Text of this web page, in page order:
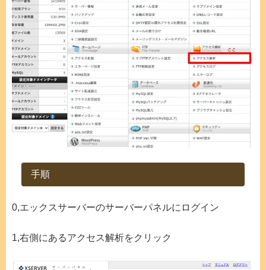
手順
0,エックスサーバーのサーバーパネルにログイン
1,右側にあるアクセス解析をクリック